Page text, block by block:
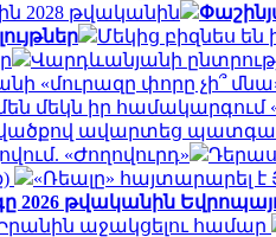
2028 թվականին
Մեկից բիզնես են
Վարդևանյանի
«մուրազը փորը չի՞
մեկն իր համակարգում
ավարտեց
«Ժողովուրդ»
«Ռեալը» հայտարարել
2026 թվականին
Իրանին աջակցելու համար